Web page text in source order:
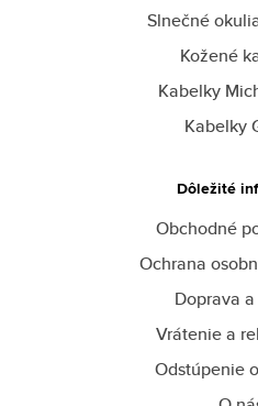
Slnečné
Kožené
Kabelky
Kabelky
Dôležité
Obchodné
Ochrana
Doprava
Vrátenie a
Odstúpenie